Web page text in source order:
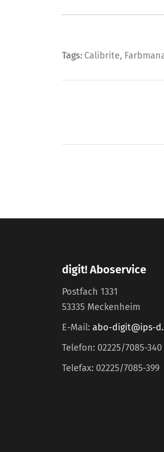
Tags: Calibrite,
digit! Aboservice
Postfach 1331
53335 Meckenheim
E-Mail: abo-digit@ips-
Telefon: 02225/7085-340
Telefax: 02225/7085-399